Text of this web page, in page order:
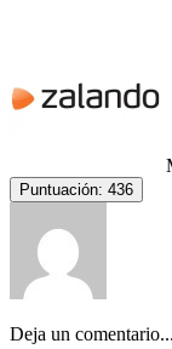
Puntuación: 436
Deja un comentario...